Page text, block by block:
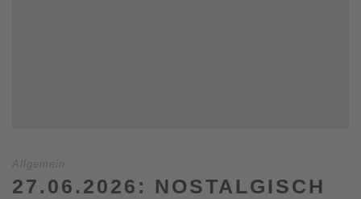
Allgemein
27.06.2026: NOSTALGISCH